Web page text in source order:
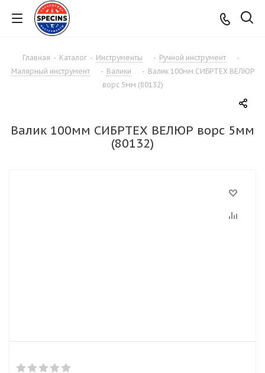
Главная - Каталог - Инструменты - Ручной инструмент
-
Малярный инструмент
- Валики - Валик 100мм СИБРТЕХ ВЕЛЮР
ворс 5мм (80132)
Валик 100мм СИБРТЕХ ВЕЛЮР ворс 5мм
(80132)